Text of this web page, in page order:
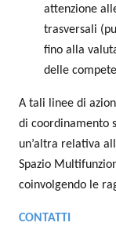
attenzione
trasversali
fino alla
delle
A tali linee di
di coordinamento
un’altra relativa
Spazio
coinvolgendo le
CONTATTI